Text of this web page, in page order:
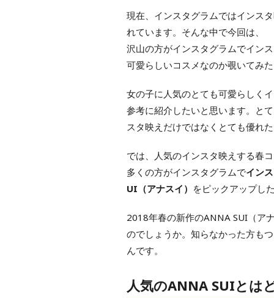
現在、インスタグラムではインス
れています。そんな中で今回は、
沢山の方がインスタグラムでイン
可愛らしいコスメなのか覗いてみ
女の子に人気のとても可愛らしく
参考に紹介したいと思います。と
スタ映えだけではなくとても優れ
では、人気のインスタ映えする春
多くの方がインスタグラムでイン
UI（アナスイ） をピックアップし
2018年春の新作のANNA SUI（ア
のでしょうか。知らなかった方も
んです。
人気のANNA SUIとは